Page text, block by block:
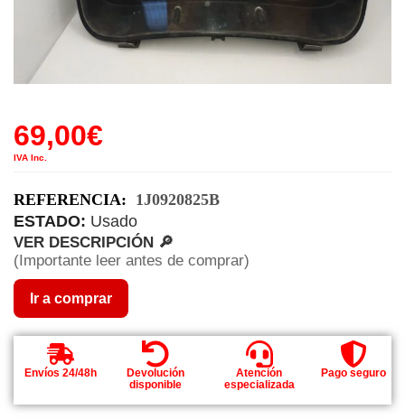
69,00€
IVA Inc.
REFERENCIA: 1J0920825B
ESTADO: Usado
VER DESCRIPCIÓN 🔎
(Importante leer antes de comprar)
Ir a comprar
Envíos 24/48h
Devolución
disponible
Atención
especializada
Pago seguro